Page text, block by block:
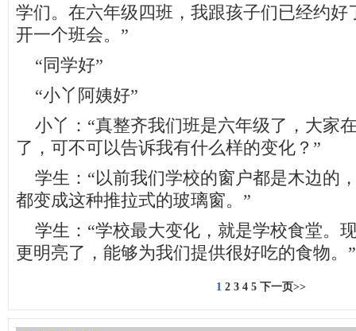
学们。在六年级四班，我跟孩子们已经约好
开一个班会。”
“同学好”
“小丫阿姨好”
小丫：“真整齐我们班是六年级了，大家
了，可不可以告诉我有什么样的变化？”
学生：“以前我们学校的窗户都是木边的
都变成这种推拉式的玻璃窗。”
学生：“学校最大变化，就是学校食堂。
更明亮了，能够为我们提供很好吃的食物。”
1 2 3 4 5 下一页>>